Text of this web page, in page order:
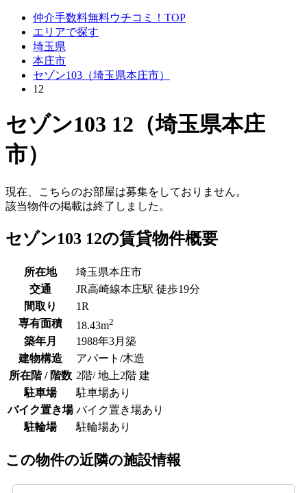
仲介手数料無料ウチコミ！TOP
エリアで探す
埼玉県
本庄市
セゾン103（埼玉県本庄市）
12
セゾン103 12（埼玉県本庄
市）
現在、こちらのお部屋は募集をしておりません。
該当物件の掲載は終了しました。
セゾン103 12の賃貸物件概要
所在地
埼玉県本庄市
交通
JR高崎線本庄駅 徒歩19分
間取り
1R
専有面積
18.43m2
築年月
1988年3月築
建物構造
アパート/木造
所在階 / 階数 2階/ 地上2階 建
駐車場
駐車場あり
バイク置き場 バイク置き場あり
駐輪場
駐輪場あり
この物件の近隣の施設情報